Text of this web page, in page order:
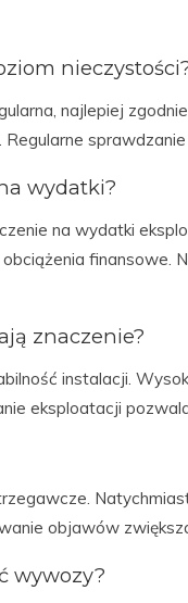
najlepiej
Regularne
wydatki?
na wydatki
finansowe.
znaczenie?
instalacji.
eksploatacji
objawów
wywozy?